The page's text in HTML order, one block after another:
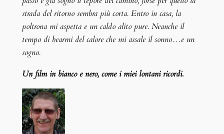
strada del ritorno sembra più corta. Entro in casa, la
poltrona mi aspetta e un caldo alito pure. Neanche il
tempo di bearmi del calore che mi assale il sonno…e un
sogno.
Un film in bianco e nero, come i miei lontani ricordi.